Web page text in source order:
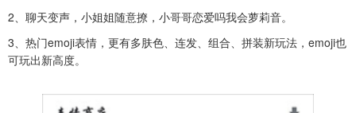
2、聊天变声，小姐姐随意撩，小哥哥恋爱吗我会萝莉音。
3、热门emoji表情，更有多肤色、连发、组合、拼装新玩法，emoji也
可玩出新高度。